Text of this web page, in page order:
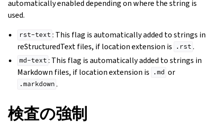
automatically enabled depending on where the string is
used.
rst-text : This flag is automatically added to strings in
reStructuredText files, if location extension is
.rst .
md-text : This flag is automatically added to strings in
Markdown files, if location extension is
.md or
.markdown .
検査の強制